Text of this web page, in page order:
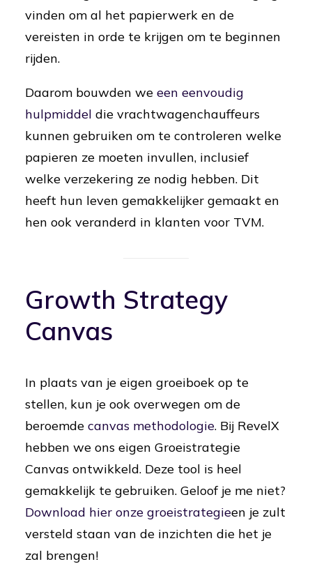
vinden om al het papierwerk en de
vereisten in orde te krijgen om te beginnen
rijden.
Daarom bouwden we een eenvoudig
hulpmiddel die vrachtwagenchauffeurs
kunnen gebruiken om te controleren welke
papieren ze moeten invullen, inclusief
welke verzekering ze nodig hebben. Dit
heeft hun leven gemakkelijker gemaakt en
hen ook veranderd in klanten voor TVM.
Growth Strategy
Canvas
In plaats van je eigen groeiboek op te
stellen, kun je ook overwegen om de
beroemde canvas methodologie. Bij RevelX
hebben we ons eigen Groeistrategie
Canvas ontwikkeld. Deze tool is heel
gemakkelijk te gebruiken. Geloof je me niet?
Download hier onze groeistrategieen je zult
versteld staan van de inzichten die het je
zal brengen!